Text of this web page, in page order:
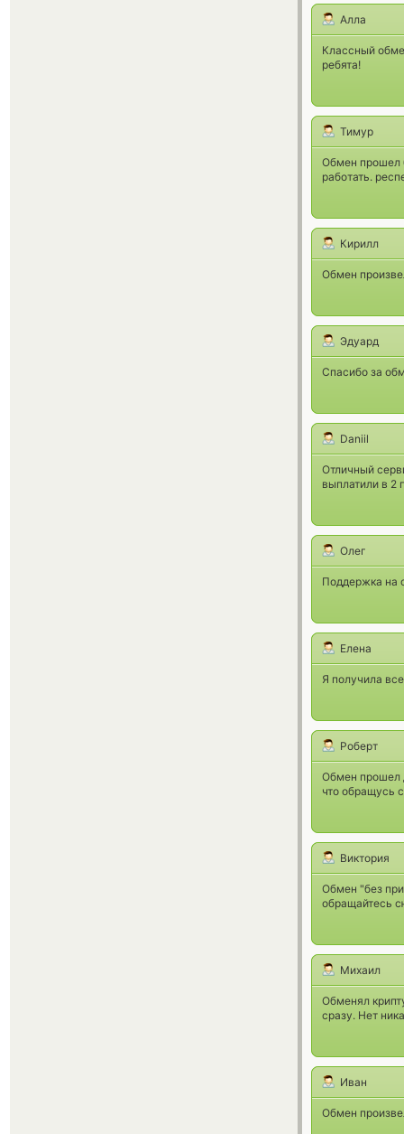
Алла
Классный
ребята!
Тимур
Обмен прошел
работать.
Кирилл
Обмен
Эдуард
Спасибо за
Daniil
Отличный
выплатили в 2
Олег
Поддержка на
Елена
Я получила
Роберт
Обмен прошел
что обращусь
Виктория
Обмен "без
обращайтесь
Михаил
Обменял
сразу. Нет
Иван
Обмен